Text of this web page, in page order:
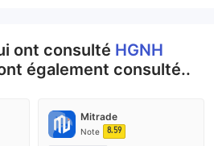
ont consulté HGNH
également consulté..
Mitrade
Note 8.59